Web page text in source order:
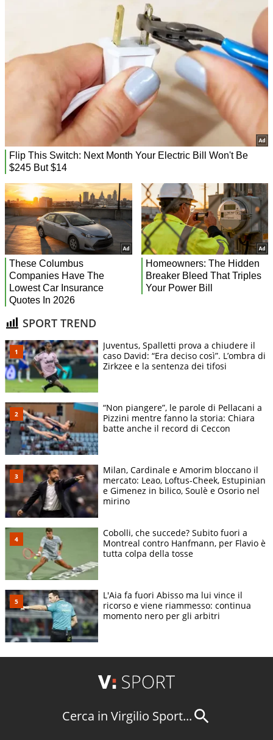
SPORT TREND
Juventus, Spalletti prova a chiudere il
caso David: “Era deciso così”. L’ombra di
Zirkzee e la sentenza dei tifosi
“Non piangere”, le parole di Pellacani a
Pizzini mentre fanno la storia: Chiara
batte anche il record di Ceccon
Milan, Cardinale e Amorim bloccano il
mercato: Leao, Loftus-Cheek, Estupinian
e Gimenez in bilico, Soulè e Osorio nel
mirino
Cobolli, che succede? Subito fuori a
Montreal contro Hanfmann, per Flavio è
tutta colpa della tosse
L'Aia fa fuori Abisso ma lui vince il
ricorso e viene riammesso: continua
momento nero per gli arbitri
Cerca in Virgilio Sport...